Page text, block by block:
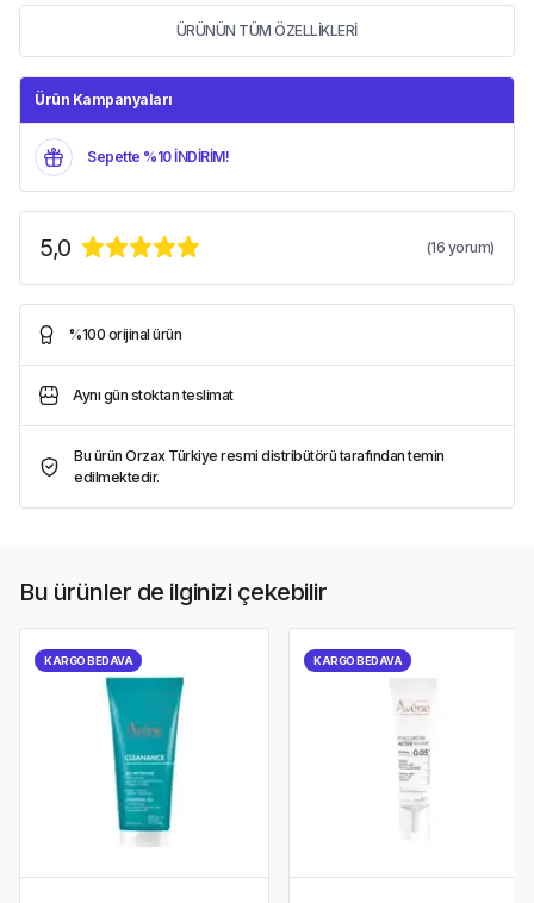
ÜRÜNÜN TÜM ÖZELLİKLERİ
Ürün Kampanyaları
Sepette %10 İNDİRİM!
5,0 (16 yorum)
%100 orijinal ürün
Aynı gün stoktan teslimat
Bu ürün Orzax Türkiye resmi distribütörü tarafından temin
edilmektedir.
Bu ürünler de ilginizi çekebilir
KARGO BEDAVA KARGO BEDAVA